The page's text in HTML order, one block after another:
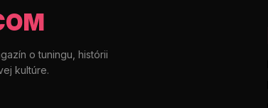
o tuningu, histórii
kultúre.